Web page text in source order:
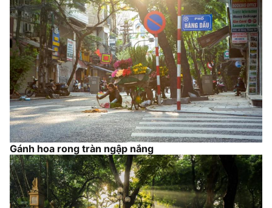
Gánh hoa rong tràn ngập nắng